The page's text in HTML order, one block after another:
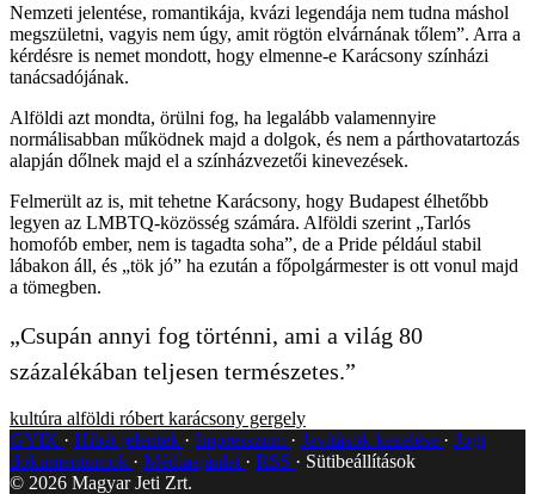
Nemzeti jelentése, romantikája, kvázi legendája nem tudna máshol
megszületni, vagyis nem úgy, amit rögtön elvárnának tőlem”. Arra a
kérdésre is nemet mondott, hogy elmenne-e Karácsony színházi
tanácsadójának.
Alföldi azt mondta, örülni fog, ha legalább valamennyire
normálisabban működnek majd a dolgok, és nem a párthovatartozás
alapján dőlnek majd el a színházvezetői kinevezések.
Felmerült az is, mit tehetne Karácsony, hogy Budapest élhetőbb
legyen az LMBTQ-közösség számára. Alföldi szerint „Tarlós
homofób ember, nem is tagadta soha”, de a Pride például stabil
lábakon áll, és „tök jó” ha ezután a főpolgármester is ott vonul majd
a tömegben.
„Csupán annyi fog történni, ami a világ 80
százalékában teljesen természetes.”
kultúra alföldi róbert karácsony gergely
GYIK
Hibát jelentek Impresszum Javítások kezelése
Jogi
dokumentumok
Médiaajánlat RSS
Sütibeállítások
© 2026 Magyar Jeti Zrt.